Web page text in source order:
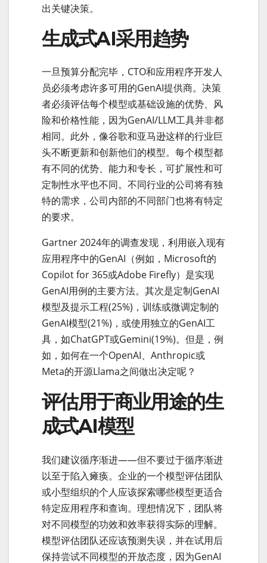
出关键决策。
生成式AI采用趋势
一旦预算分配完毕，CTO和应用程序开发人
员必须考虑许多可用的GenAI提供商。决策
者必须评估每个模型或基础设施的优势、风
险和价格性能，因为GenAI/LLM工具并非都
相同。此外，像谷歌和亚马逊这样的行业巨
头不断更新和创新他们的模型。每个模型都
有不同的优势、能力和专长，可扩展性和可
定制性水平也不同。不同行业的公司将有独
特的需求，公司内部的不同部门也将有特定
的要求。
Gartner 2024年的调查发现，利用嵌入现有
应用程序中的GenAI（例如，Microsoft的
Copilot for 365或Adobe Firefly）是实现
GenAI用例的主要方法。其次是定制GenAI
模型及提示工程(25%)，训练或微调定制的
GenAI模型(21%)，或使用独立的GenAI工
具，如ChatGPT或Gemini(19%)。但是，例
如，如何在一个OpenAI、Anthropic或
Meta的开源Llama之间做出决定呢？
评估用于商业用途的生
成式AI模型
我们建议循序渐进——但不要过于循序渐进
以至于陷入瘫痪。企业的一个模型评估团队
或小型组织的个人应该探索哪些模型更适合
特定应用程序和查询。理想情况下，团队将
对不同模型的功效和效率获得实际的理解。
模型评估团队还应该预测失误，并在试用后
保持尝试不同模型的开放态度，因为GenAI